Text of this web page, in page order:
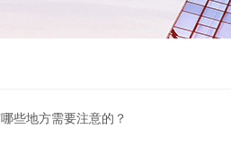
些地方需要注意的？